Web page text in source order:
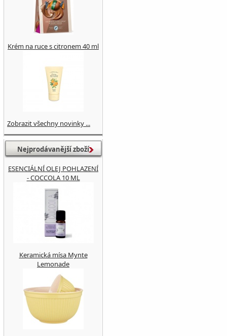
Krém na ruce s citronem 40 ml
Zobrazit všechny novinky ...
Nejprodávanější zboží
ESENCIÁLNÍ OLEJ POHLAZENÍ
- COCCOLA 10 ML
Keramická mísa Mynte
Lemonade